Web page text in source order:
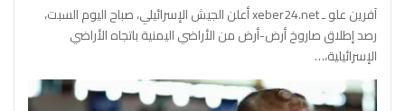
آفرين علو ـ xeber24.net أعلن الجيش الإسرائيلي، صباح اليوم السبت،
رصد إطلاق صاروخ أرض-أرض من الأراضي اليمنية باتجاه الأراضي
الإسرائيلية،…